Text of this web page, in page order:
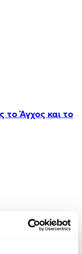
το Άγχος και το